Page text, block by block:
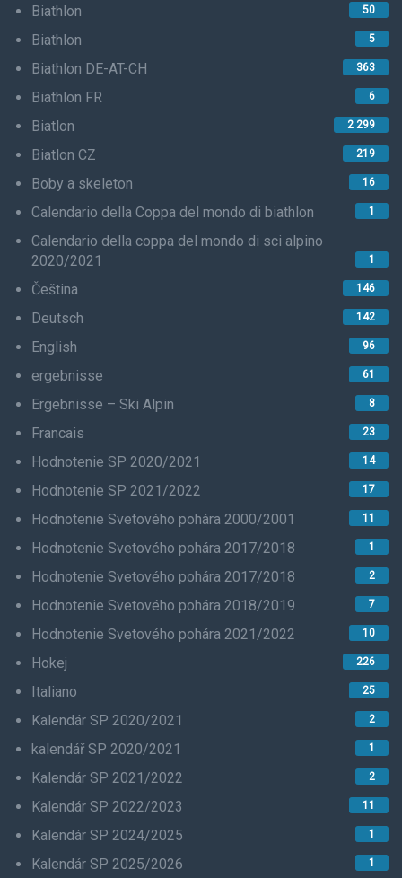
Biathlon 50
Biathlon 5
Biathlon DE-AT-CH 363
Biathlon FR 6
Biatlon 2 299
Biatlon CZ 219
Boby a skeleton 16
Calendario della Coppa del mondo di biathlon 1
Calendario della coppa del mondo di sci alpino
2020/2021
1
Čeština 146
Deutsch 142
English 96
ergebnisse 61
Ergebnisse – Ski Alpin 8
Francais 23
Hodnotenie SP 2020/2021 14
Hodnotenie SP 2021/2022 17
Hodnotenie Svetového pohára 2000/2001 11
Hodnotenie Svetového pohára 2017/2018 1
Hodnotenie Svetového pohára 2017/2018 2
Hodnotenie Svetového pohára 2018/2019 7
Hodnotenie Svetového pohára 2021/2022 10
Hokej 226
Italiano 25
Kalendár SP 2020/2021 2
kalendář SP 2020/2021 1
Kalendár SP 2021/2022 2
Kalendár SP 2022/2023 11
Kalendár SP 2024/2025 1
Kalendár SP 2025/2026 1